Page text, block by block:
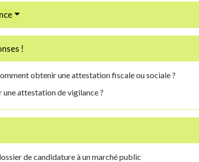
!
obtenir une attestation fiscale ou sociale ?
attestation de vigilance ?
de candidature à un marché public